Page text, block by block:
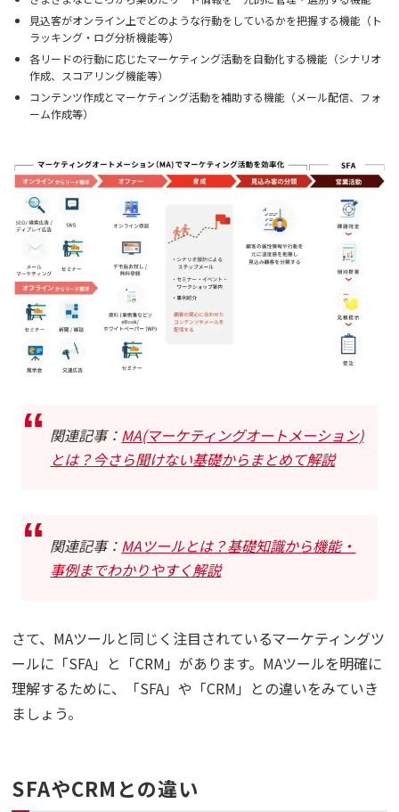
見込客がオンライン上でどのような行動をしているかを把握する機能（ト
ラッキング・ログ分析機能等）
各リードの行動に応じたマーケティング活動を自動化する機能（シナリオ
作成、スコアリング機能等）
コンテンツ作成とマーケティング活動を補助する機能（メール配信、フォ
ーム作成等）
関連記事： MA(マーケティングオートメーション)
とは？今さら聞けない基礎からまとめて解説
関連記事： MAツールとは？基礎知識から機能・
事例までわかりやすく解説
さて、MAツールと同じく注目されているマーケティングツ
ールに「SFA」と「CRM」があります。MAツールを明確に
理解するために、「SFA」や「CRM」との違いをみていき
ましょう。
SFAやCRMとの違い